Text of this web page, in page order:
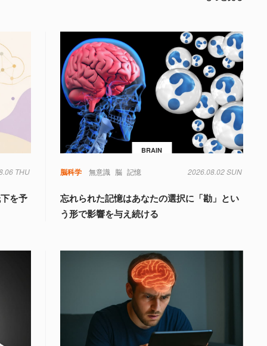
THU
を予
BRAIN
脳科学 無意識 脳 記憶 2026.08.02 SUN
忘れられた記憶はあなたの選択に「勘」とい
う形で影響を与え続ける